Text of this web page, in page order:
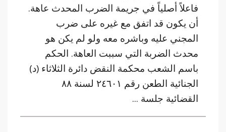
فاعلاً أصلياً في جريمة الضرب المحدث عاهة.
أن يكون قد اتفق مع غيره على ضرب
المجني عليه وباشره معه ولو لم يكن هو
محدث الضربة التي سببت العاهة. الحكم
باسم الشعب محكمة النقض دائرة الثلاثاء (د)
الجنائية الطعن رقم ٢٤٦٠١ لسنة ٨٨
القضائية جلسة ...